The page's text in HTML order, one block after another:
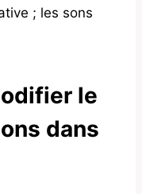
; les sons
le
dans